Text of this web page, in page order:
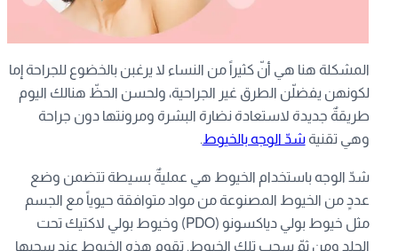
المشكلة هنا هي أنّ كثيراً من النساء لا يرغبن بالخضوع للجراحة إما
لكونهن يفضلّن الطرق غير الجراحية، ولحسن الحظّ هنالك اليوم
طريقةٌ جديدة لاستعادة نضارة البشرة ومرونتها دون جراحة
وهي تقنيةشدّ الوجه بالخيوط.
شدّ الوجه باستخدام الخيوط هي عمليةٌ بسيطة تتضمن وضع
عددٍ من الخيوط المصنوعة من مواد متوافقة حيوياً مع الجسم
مثل خيوط بولي دياكسونو (PDO) وخيوط بولي لاكتيك تحت
الجلد ومن ثمّ سحب تلك الخيوط. تقوم هذه الخيوط عند سحبها